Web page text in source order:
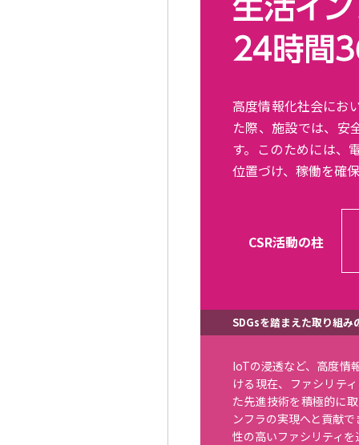
高度情報化社会にお
た際、施設では、安
す。このためには、
位置づけ、稼働を確
CSR活動の柱
SDGsを踏まえた取り組み
IoTの浸透など、高度情
ける現在、ファシリテ
た先進技術を積極的に
ンフラの実現へと貢献
性の高いファシリティ